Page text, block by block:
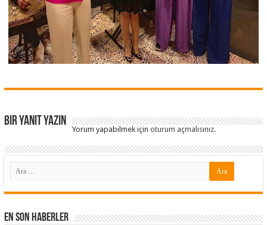
Bir yanıt yazın
Yorum yapabilmek içinoturum açmalısınız.
En Son Haberler